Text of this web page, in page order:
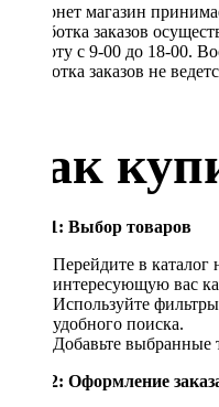
Интернет магазин
Обработка заказов
Субботу с 9-00 до 18-00.
обработка заказов не
Как
Шаг 1: Выбор товаров
Перейдите в каталог
интересующую вас
Используйте
удобного поиска.
Добавьте выбранные
Шаг 2: Оформление